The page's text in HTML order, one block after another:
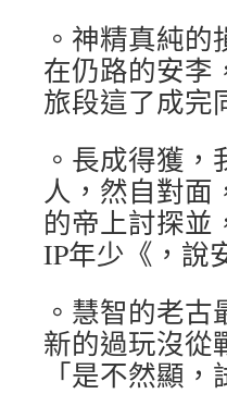
。神精真純
在仍路的安李
旅段這了成完
。長成得獲
人，然自對面
的帝上討探並
IP年少《，說
。慧智的老
新的過玩沒從
「是不然顯